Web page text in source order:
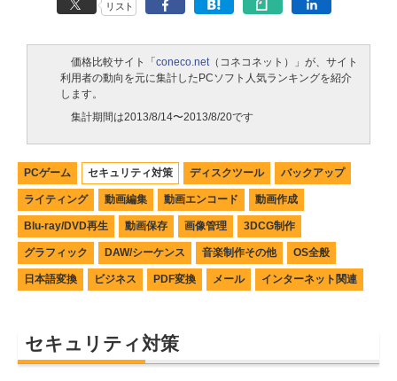
リスト
価格比較サイト「 coneco.net（コネコネット）」が、サイト
利用者の動向を元に集計したPCソフト人気ランキングを紹介
します。
集計期間は2013/8/14〜2013/8/20です
PCゲーム セキュリティ対策 ディスクツール バックアップ
ライティング 動画編集 動画エンコード 動画作成
Blu-ray/DVD再生 動画保存 画像管理 3DCG制作
グラフィック DAW/シーケンス 音楽制作その他 OS全般
日本語変換 ビジネス PDF変換 メール インターネット関連
セキュリティ対策